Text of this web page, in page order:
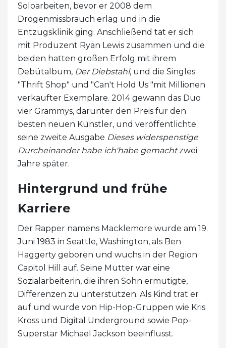
Soloarbeiten, bevor er 2008 dem
Drogenmissbrauch erlag und in die
Entzugsklinik ging. Anschließend tat er sich
mit Produzent Ryan Lewis zusammen und die
beiden hatten großen Erfolg mit ihrem
Debütalbum, Der Diebstahl, und die Singles
"Thrift Shop" und "Can't Hold Us "mit Millionen
verkaufter Exemplare. 2014 gewann das Duo
vier Grammys, darunter den Preis für den
besten neuen Künstler, und veröffentlichte
seine zweite Ausgabe Dieses widerspenstige
Durcheinander habe ich'habe gemachtzwei
Jahre später.
Hintergrund und frühe
Karriere
Der Rapper namens Macklemore wurde am 19.
Juni 1983 in Seattle, Washington, als Ben
Haggerty geboren und wuchs in der Region
Capitol Hill auf. Seine Mutter war eine
Sozialarbeiterin, die ihren Sohn ermutigte,
Differenzen zu unterstützen. Als Kind trat er
auf und wurde von Hip-Hop-Gruppen wie Kris
Kross und Digital Underground sowie Pop-
Superstar Michael Jackson beeinflusst.